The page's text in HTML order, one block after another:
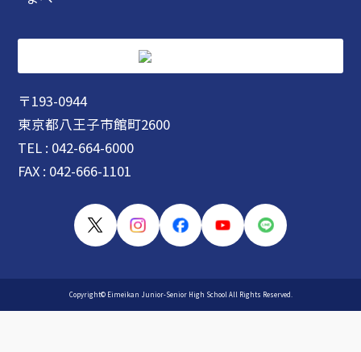
〒193-0944
東京都八王子市館町2600
TEL : 042-664-6000
FAX : 042-666-1101
Copyright© Eimeikan Junior-Senior High School All Rights Reserved.